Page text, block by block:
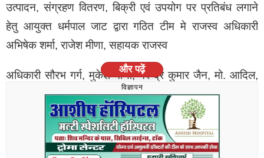
उत्पादन, संग्रहण वितरण, बिक्री एवं उपयोग पर प्रतिबंध लगाने
हेतु आयुक्त धर्मपाल जाट द्वारा गठित टीम मे राजस्व अधिकारी
अभिषेक शर्मा, राजेश मीणा, सहायक राजस्व
अधिकारी सौरभ गर्ग, मुकेश मीणा, नरेन्द्र कुमार जैन, मो. आदिल,
दीपक, मेहमूद, रवि द्वारा सोमवार को कार्यवाही की गई, जिसमे 50
किलो प्लास्टिक कैरी बैग्स, प्लास्टिक डिस्पोजल व अन्य प्लास्टिक
उत्पादक जप्त किये गये है। साथ ही जुर्माना राशि 1500/- रूपये
वसूली की गई।
और पढ़ें
विज्ञापन